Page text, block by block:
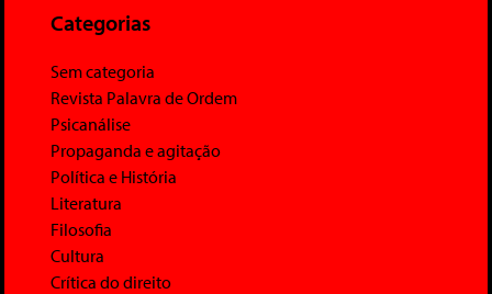
Categorias
Sem categoria
Revista Palavra de Ordem
Psicanálise
Propaganda e agitação
Política e História
Literatura
Filosofia
Cultura
Crítica do direito